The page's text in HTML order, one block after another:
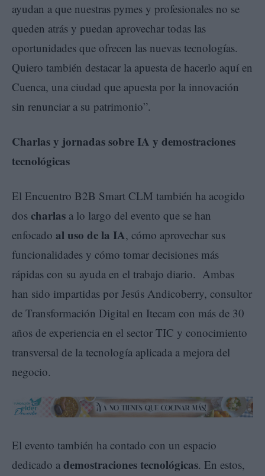
ayudan a que nuestras pymes y profesionales no se
queden atrás y puedan aprovechar todas las
oportunidades que ofrecen las nuevas tecnologías.
Quiero también destacar la apuesta de hacerlo aquí en
Cuenca, una ciudad que apuesta por la innovación
sin renunciar a su patrimonio”.
Charlas y jornadas sobre IA y demostraciones
tecnológicas
El Encuentro B2B Smart CLM también ha acogido
dos charlas a lo largo del evento que se han
enfocado al uso de la IA, cómo aprovechar sus
funcionalidades y cómo tomar decisiones más
rápidas con su ayuda en el trabajo diario. Ambas
han sido impartidas por Jesús Andicoberry, consultor
de Transformación Digital en Itecam con más de 30
años de experiencia en el sector TIC y conocimiento
transversal de la tecnología aplicada a mejora del
negocio.
El evento también ha contado con un espacio
dedicado a demostraciones tecnológicas. En estos,